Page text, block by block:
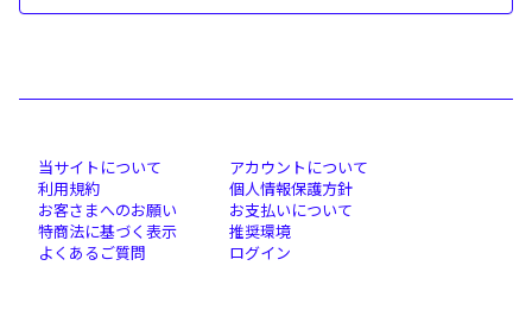
当サイトについて
アカウントについて
利用規約
個人情報保護方針
お客さまへのお願い
お支払いについて
特商法に基づく表示
推奨環境
よくあるご質問
ログイン